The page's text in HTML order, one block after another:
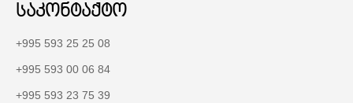
საკონტაქტო
+995 593 25 25 08
+995 593 00 06 84
+995 593 23 75 39